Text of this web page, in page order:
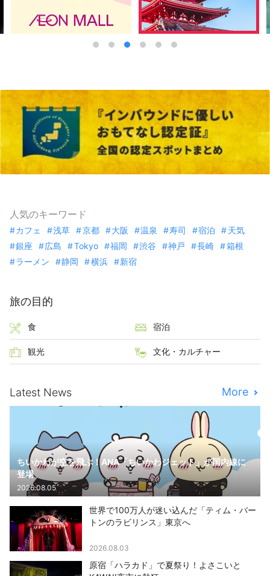
人気のキーワード
カフェ 浅草 京都 大阪 温泉 寿司 宿泊
天気
銀座
広島 Tokyo 福岡 渋谷 神戸 長崎
箱根
ラーメン
静岡 横浜 新宿
旅の目的
食 宿泊
観光 文化・カルチャー
Latest News More
ちいかわが空を飛ぶ！ANA「ちいかわジェット」が国内線に
登場
2026.08.05
世界で100万人が迷い込んだ「ティム・バー
トンのラビリンス」東京へ
2026.08.03
原宿「ハラカド」で夏祭り！よさこいと